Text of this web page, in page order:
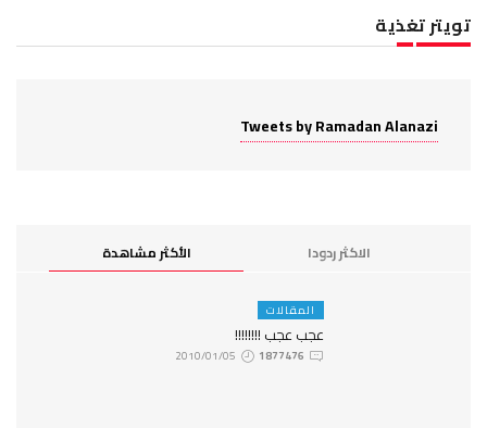
تويتر تغذية
Tweets by Ramadan Alanazi
الأكثر مشاهدة الاكثر ردودا
المقالات
عجب عجب !!!!!!!!